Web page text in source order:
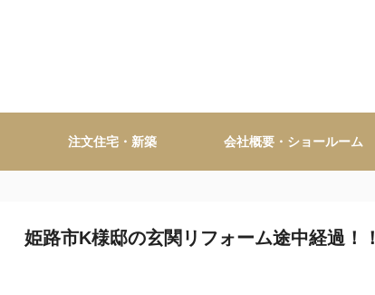
注文住宅・新築 会社概要・ショールーム
姫路市K様邸の玄関リフォーム途中経過！！